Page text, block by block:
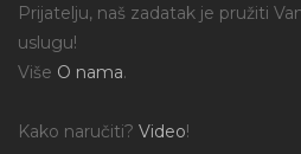
Prijatelju, naš zadatak je pružiti
uslugu!
Više O nama.
Kako naručiti? Video!